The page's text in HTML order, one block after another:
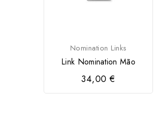
Nomination Links
Link Nomination Mão
34,00 €